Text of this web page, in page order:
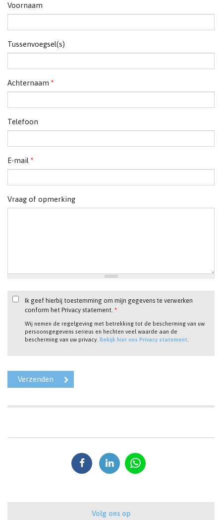
Voornaam
Tussenvoegsel(s)
Achternaam *
Telefoon
E-mail *
Vraag of opmerking
Ik geef hierbij toestemming om mijn gegevens te verwerken
conform het Privacy statement. *
Wij nemen de regelgeving met betrekking tot de bescherming van uw
persoonsgegevens serieus en hechten veel waarde aan de
bescherming van uw privacy. Bekijk hier ons Privacy statement
Volg ons op